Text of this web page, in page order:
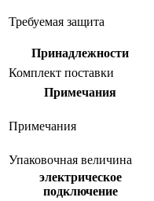
Требуемая защита
Принадлежности
Комплект поставки
Примечания
Примечания
Упаковочная величина
электрическое
подключение